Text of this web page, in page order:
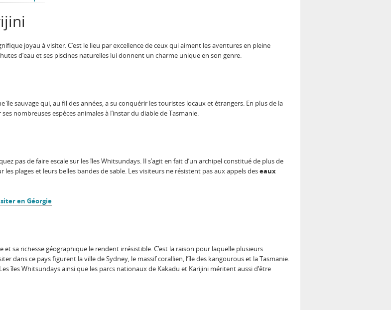
joyau à visiter. C’est le lieu par excellence de ceux qui aiment les aventures en pleine
d’eau et ses piscines naturelles lui donnent un charme unique en son genre.
île sauvage qui, au fil des années, a su conquérir les touristes locaux et étrangers. En plus de la
nombreuses espèces animales à l’instar du diable de Tasmanie.
pas de faire escale sur les îles Whitsundays. Il s’agit en fait d’un archipel constitué de plus de
plages et leurs belles bandes de sable. Les visiteurs ne résistent pas aux appels deseaux
en Géorgie
sa richesse géographique le rendent irrésistible. C’est la raison pour laquelle plusieurs
dans ce pays figurent la ville de Sydney, le massif corallien, l’île des kangourous et la Tasmanie.
îles Whitsundays ainsi que les parcs nationaux de Kakadu et Karijini méritent aussi d’être